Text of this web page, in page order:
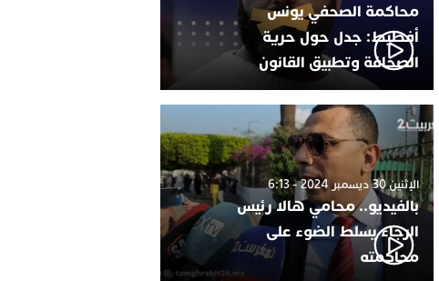
محاكمة الصحفي يونس
أفطيط: جدل حول حرية
الصحافة وتطبيق القانون
الإثنين 30 ديسمبر 2024 - 6:13
بالفيديو.. محامي هالا رئيس
الرجاء يسلط الضوء على
محاكمته